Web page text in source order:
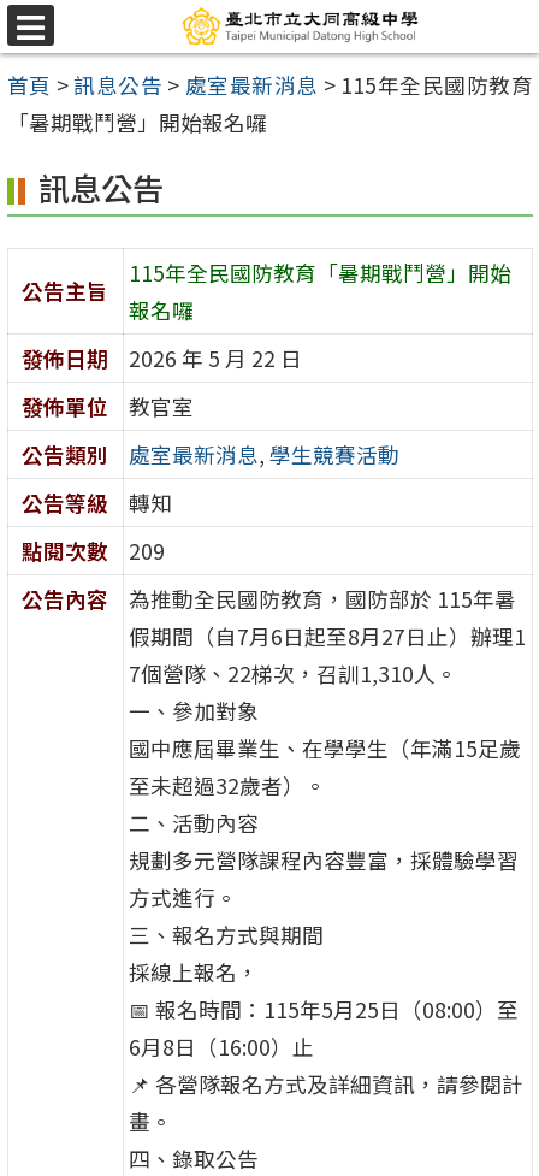
跳
至
主
容
區
選
單
首頁 >訊息公告 > 處室最新消息 > 115年全民國防教育
「暑期戰鬥營」開始報名囉
訊息公告
公告主旨
115年全民國防教育「暑期戰鬥營」開始
報名囉
發佈日期
2026 年 5 月 22 日
發佈單位
教官室
公告類別
處室最新消息, 學生競賽活動
公告等級
轉知
點閱次數
209
公告內容
為推動全民國防教育，國防部於 115年暑
假期間（自7月6日起至8月27日止）辦理1
7個營隊、22梯次，召訓1,310人。
一、參加對象
國中應屆畢業生、在學學生（年滿15足歲
至未超過32歲者）。
二、活動內容
規劃多元營隊課程內容豐富，採體驗學習
方式進行。
三、報名方式與期間
採線上報名，
📅 報名時間：115年5月25日（08:00）至
6月8日（16:00）止
📌 各營隊報名方式及詳細資訊，請參閱計
畫。
四、錄取公告